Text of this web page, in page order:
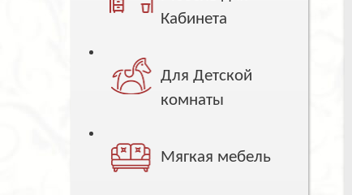
Кабинета
Для Детской
комнаты
Мягкая мебель